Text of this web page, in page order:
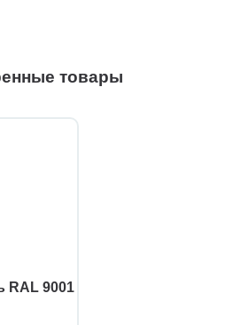
товары
RAL 9001